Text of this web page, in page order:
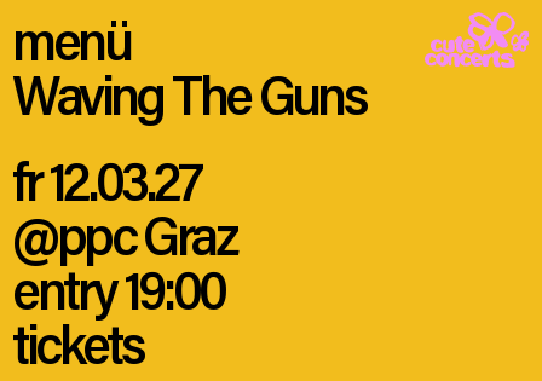
Waving The Guns
menü
fr 12.03.27
@ppc Graz
entry 19:00
tickets